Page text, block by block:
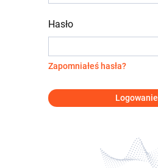
Hasło
Zapomniałeś hasła?
Logowanie